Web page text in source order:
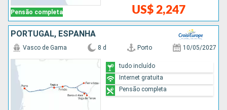
Pensão completa US$ 2,247
PORTUGAL, ESPANHA
Vasco de Gama 8 d Porto 10/05/2027
tudo incluído
Internet gratuita
Pensão completa